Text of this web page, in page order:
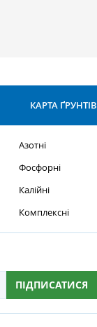
КАРТА ҐРУНТІВ
Азотні
Фосфорні
Калійні
Комплексні
ПІДПИСАТИСЯ